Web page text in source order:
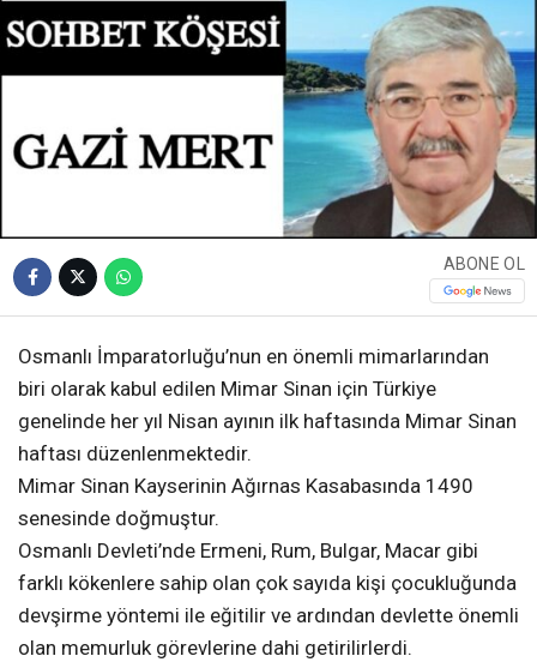
ABONE OL
Osmanlı İmparatorluğu’nun en önemli mimarlarından
biri olarak kabul edilen Mimar Sinan için Türkiye
genelinde her yıl Nisan ayının ilk haftasında Mimar Sinan
haftası düzenlenmektedir.
Mimar Sinan Kayserinin Ağırnas Kasabasında 1490
senesinde doğmuştur.
Osmanlı Devleti’nde Ermeni, Rum, Bulgar, Macar gibi
farklı kökenlere sahip olan çok sayıda kişi çocukluğunda
devşirme yöntemi ile eğitilir ve ardından devlette önemli
olan memurluk görevlerine dahi getirilirlerdi.